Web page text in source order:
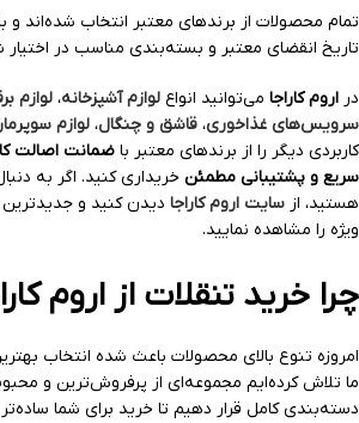
تمام محصولات از برندهای معتبر انتخاب شده‌اند و
تاریخ انقضای معتبر و بسته‌بندی مناسب در اختیار
در اروم کاراجا می‌توانید انواع لوازم آشپزخانه، لوازم
سرویس‌های غذاخوری، قاشق و چنگال، لوازم
کاربردی دیگر را از برندهای معتبر با ضمانت اصالت
سریع و پشتیبانی مطمئن خریداری کنید. اگر به
هستید، از سایت اروم کاراجا دیدن کنید و
ویژه را مشاهده نمایید.
چرا خرید تنقلات از اروم
امروزه تنوع بالای محصولات باعث شده انتخاب
ما تلاش کرده‌ایم مجموعه‌ای از پرفروش‌ترین و
دسته‌بندی کامل قرار دهیم تا خرید برای شما